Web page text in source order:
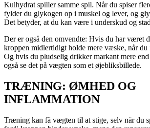
Kulhydrat spiller samme spil. Når du spiser
fylder du glykogen op i muskel og lever, og
Det betyder, at du kan være i underskud og
Der er også den omvendte: Hvis du har været
kroppen midlertidigt holde mere væske, når
Og hvis du pludselig drikker markant mere
også se det på vægten som et øjebliksbillede.
TRÆNING: ØMHED OG
INFLAMMATION
Træning kan få vægten til at stige, selv når du